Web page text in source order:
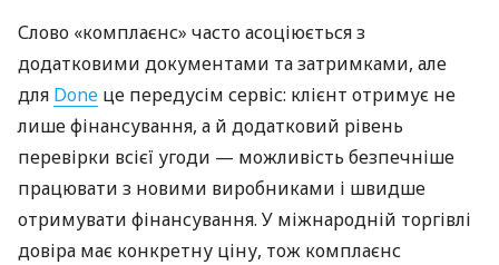
Слово «комплаєнс» часто асоціюється з
додатковими документами та затримками, але
для Done це передусім сервіс: клієнт отримує не
лише фінансування, а й додатковий рівень
перевірки всієї угоди — можливість безпечніше
працювати з новими виробниками і швидше
отримувати фінансування. У міжнародній торгівлі
довіра має конкретну ціну, тож комплаєнс